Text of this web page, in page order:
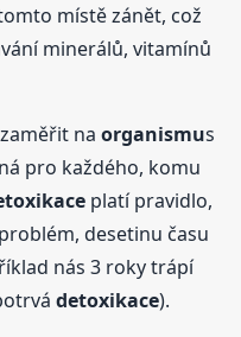
místě zánět, což
minerálů, vitamínů
naorganismus
pro každého, komu
platí pravidlo,
desetinu času
nás 3 roky trápí
detoxikace).